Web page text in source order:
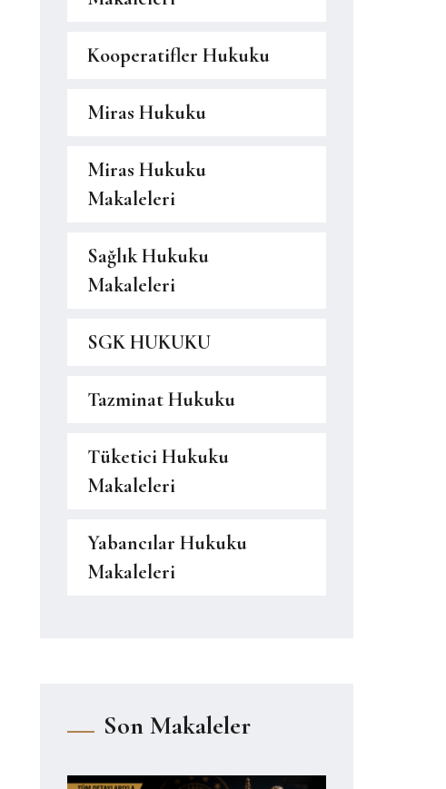
Kooperatifler Hukuku
Miras Hukuku
Miras Hukuku
Makaleleri
Sağlık Hukuku
Makaleleri
SGK HUKUKU
Tazminat Hukuku
Tüketici Hukuku
Makaleleri
Yabancılar Hukuku
Makaleleri
Son Makaleler